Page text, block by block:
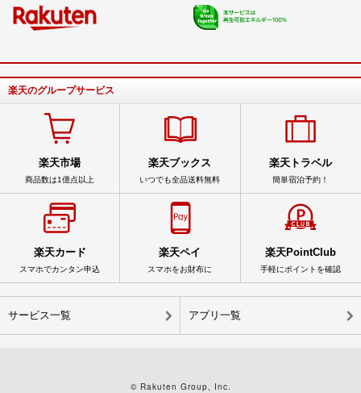
楽天のグループサービス
楽天市場
商品数は1億点以上
楽天ブックス
いつでも全品送料無料
楽天トラベル
簡単宿泊予約！
楽天カード
スマホでカンタン申込
楽天ペイ
スマホをお財布に
楽天PointClub
手軽にポイントを確認
サービス一覧 アプリ一覧
© Rakuten Group, Inc.